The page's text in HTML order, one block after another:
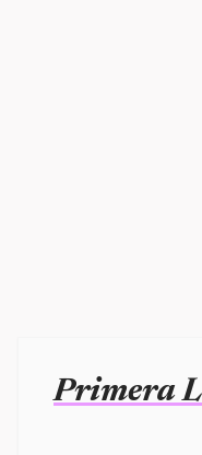
Primera